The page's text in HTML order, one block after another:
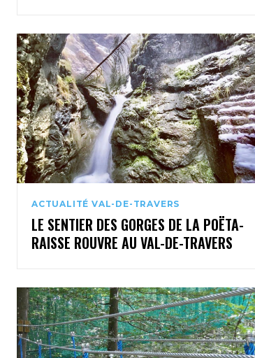
ACTUALITÉ VAL-DE-TRAVERS
LE SENTIER DES GORGES DE LA POËTA-
RAISSE ROUVRE AU VAL-DE-TRAVERS